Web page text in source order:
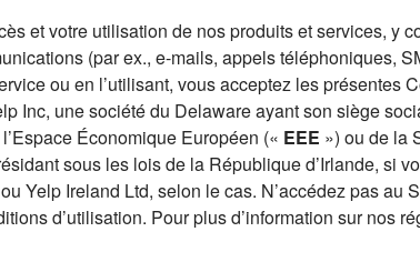
et votre utilisation de nos produits et services, y
(par ex., e-mails, appels téléphoniques,
ou en l’utilisant, vous acceptez les présentes
Inc, une société du Delaware ayant son siège
Économique Européen (« EEE ») ou de la
sous les lois de la République d’Irlande, si
Yelp Ireland Ltd, selon le cas. N’accédez pas au
d’utilisation. Pour plus d’information sur nos